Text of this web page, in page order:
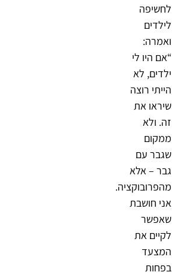
לחשיפה
לילדים
ואמרה:
“אם היו לי
ילדים, לא
הייתי רוצה
שיראו את
זה. ולא
ממקום
שגבר עם
גבר – אלא
מהפרובוקציה.
אני חושבת
שאפשר
לקיים את
המצעד
בפחות